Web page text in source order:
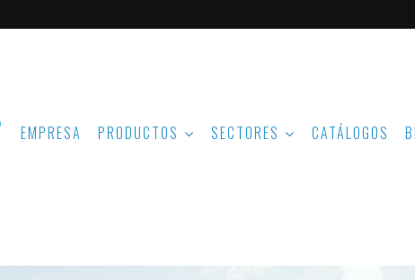
EMPRESA PRODUCTOS SECTORES CATÁLOGOS